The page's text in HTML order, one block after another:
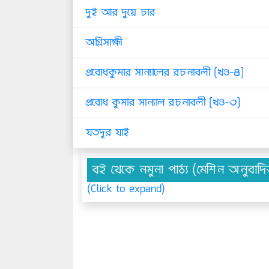
দুই আর দুয়ে চার
অগ্নিসাক্ষী
প্রবোধকুমার সান্যালের রচনাবলী [খণ্ড-৪]
প্রবোধ কুমার সান্যাল রচনাবলী [খণ্ড-৩]
যতদুর যাই
বই থেকে নমুনা পাঠ্য (মেশিন
(Click to expand)